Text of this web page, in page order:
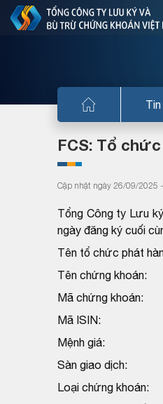
FCS: Tổ
Cập nhật ngày 26/09/2025
Tổng Công ty Lưu
ngày đăng ký cuối
Tên tổ chức phát
Tên chứng khoán:
Mã chứng khoán:
Mã ISIN:
Mệnh giá:
Sàn giao dịch:
Loại chứng khoán: